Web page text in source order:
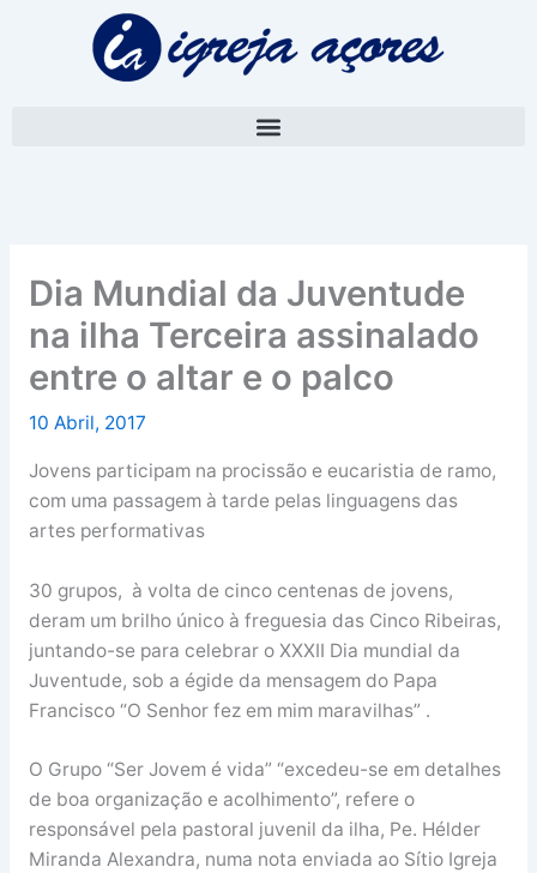
Dia Mundial da Juventude
na ilha Terceira assinalado
entre o altar e o palco
10 Abril, 2017
Jovens participam na procissão e eucaristia de ramo,
com uma passagem à tarde pelas linguagens das
artes performativas
30 grupos, à volta de cinco centenas de jovens,
deram um brilho único à freguesia das Cinco Ribeiras,
juntando-se para celebrar o XXXII Dia mundial da
Juventude, sob a égide da mensagem do Papa
Francisco “O Senhor fez em mim maravilhas” .
O Grupo “Ser Jovem é vida” “excedeu-se em detalhes
de boa organização e acolhimento”, refere o
responsável pela pastoral juvenil da ilha, Pe. Hélder
Miranda Alexandra, numa nota enviada ao Sítio Igreja